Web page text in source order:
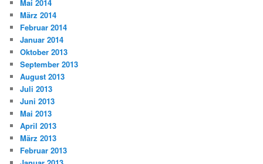
Mai 2014
März 2014
Februar 2014
Januar 2014
Oktober 2013
September 2013
August 2013
Juli 2013
Juni 2013
Mai 2013
April 2013
März 2013
Februar 2013